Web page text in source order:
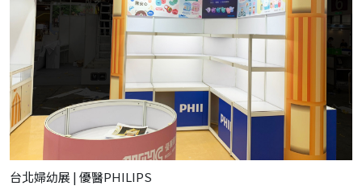
台北婦幼展 | 優醫PHILIPS